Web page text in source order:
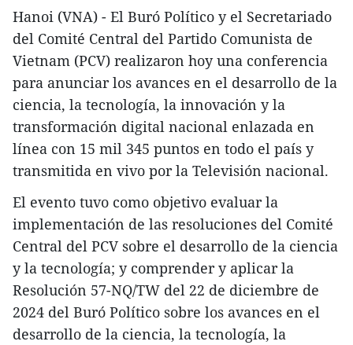
Hanoi (VNA) - El Buró Político y el Secretariado
del Comité Central del Partido Comunista de
Vietnam (PCV) realizaron hoy una conferencia
para anunciar los avances en el desarrollo de la
ciencia, la tecnología, la innovación y la
transformación digital nacional enlazada en
línea con 15 mil 345 puntos en todo el país y
transmitida en vivo por la Televisión nacional.
El evento tuvo como objetivo evaluar la
implementación de las resoluciones del Comité
Central del PCV sobre el desarrollo de la ciencia
y la tecnología; y comprender y aplicar la
Resolución 57-NQ/TW del 22 de diciembre de
2024 del Buró Político sobre los avances en el
desarrollo de la ciencia, la tecnología, la